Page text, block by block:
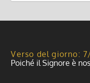
Verso del giorno:
Poiché il Signore è